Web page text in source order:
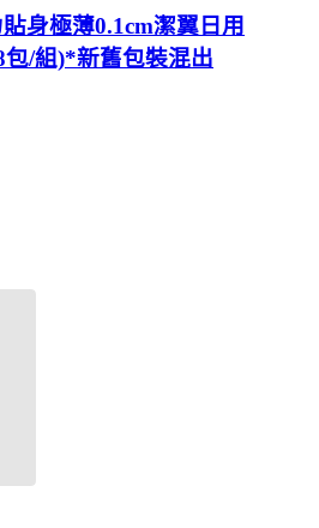
身極薄0.1cm潔翼日用
/組)*新舊包裝混出